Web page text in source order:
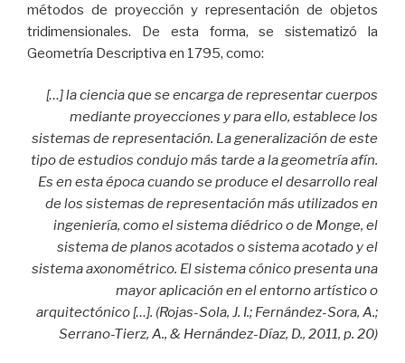
métodos de proyección y representación de objetos
tridimensionales. De esta forma, se sistematizó la
Geometría Descriptiva en 1795, como:
[…] la ciencia que se encarga de representar cuerpos
mediante proyecciones y para ello, establece los
sistemas de representación. La generalización de este
tipo de estudios condujo más tarde a la geometría afín.
Es en esta época cuando se produce el desarrollo real
de los sistemas de representación más utilizados en
ingeniería, como el sistema diédrico o de Monge, el
sistema de planos acotados o sistema acotado y el
sistema axonométrico. El sistema cónico presenta una
mayor aplicación en el entorno artístico o
arquitectónico […]. (Rojas-Sola, J. I.; Fernández-Sora, A.;
Serrano-Tierz, A., & Hernández-Díaz, D., 2011, p. 20)